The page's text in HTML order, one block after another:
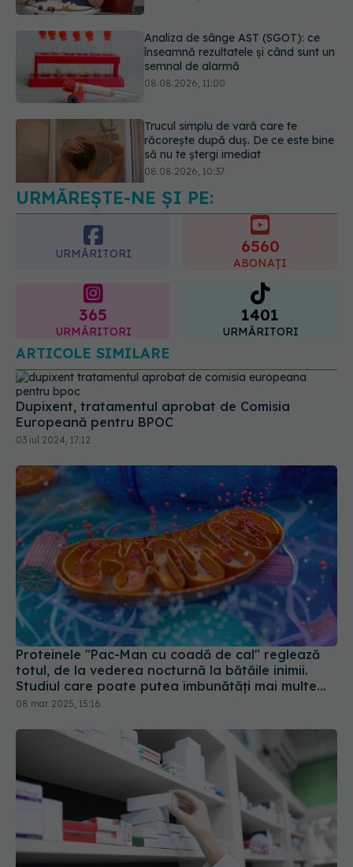
Trucul simplu de vară care te
răcorește după duș. De ce este bine
să nu te ștergi imediat
08.08.2026, 10:37
Bacteria din intestin care a crescut
forța musculară cu 30%
08.08.2026, 14:00
URMĂREȘTE-NE ȘI PE:
URMĂRITORI
365
URMĂRITORI
1401
URMĂRITORI
Dupixent, tratamentul aprobat de Comisia
Europeană pentru BPOC
Proteinele "Pac-Man cu coadă de cal" reglează
totul, de la vederea nocturnă la bătăile inimii.
Studiul care poate putea îmbunătăți mai multe
medicamente
08 mar 2025, 15:16
Lipsa medicamente. Hidrocortizon hemisuccinat
revine în farmacii din februarie, anunță ANMDMR